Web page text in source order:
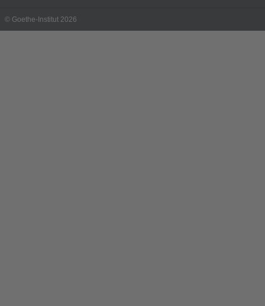
© Goethe-Institut 2026